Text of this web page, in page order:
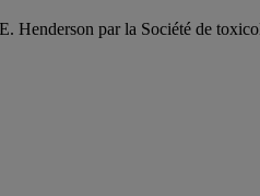
Henderson par la Société de